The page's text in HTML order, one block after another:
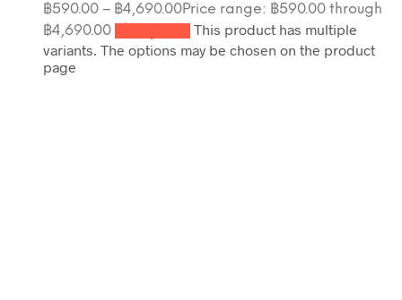
฿590.00 – ฿4,690.00Price range: ฿590.00 through
฿4,690.00
This product has multiple
variants. The options may be chosen on the product
page